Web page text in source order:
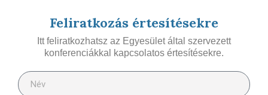
Feliratkozás értesítésekre
Itt feliratkozhatsz az Egyesület által szervezett
konferenciákkal kapcsolatos értesítésekre.